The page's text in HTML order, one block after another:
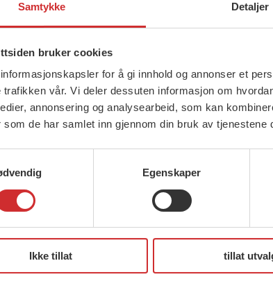
Samtykke Detaljer
bruker cookies
for å gi innhold og annonser et
trafikken vår. Vi deler dessuten informasjon om
annonsering og analysearbeid, som kan
som de har samlet inn gjennom din bruk av tjenestene
Egenskaper
Ikke tillat tillat